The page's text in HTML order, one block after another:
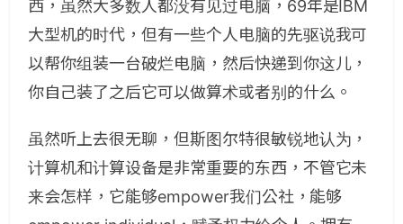
西，虽然大多数人都没有见过电脑，69年是IBM
大型机的时代，但有一些个人电脑的先驱说我可
以帮你组装一台破烂电脑，然后快递到你这儿，
你自己装了之后它可以做算术或者别的什么。
虽然听上去很无聊，但斯图尔特很敏锐地认为，
计算机和计算设备是非常重要的东西，不管它未
来会怎样，它能够empower我们公社，能够